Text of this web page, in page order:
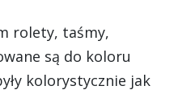
rolety, taśmy,
są do koloru
kolorystycznie jak